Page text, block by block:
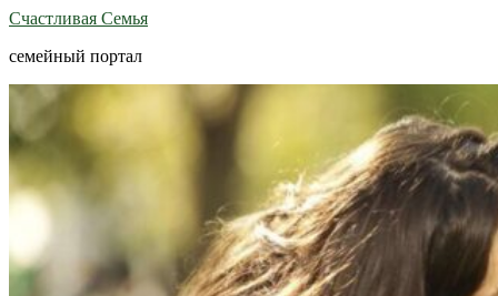
Счастливая Семья
семейный портал